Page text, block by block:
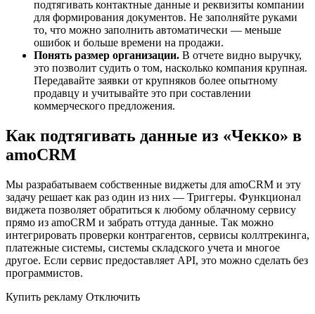
подтягивать контактные данные и реквизиты компании
для формирования документов. Не заполняйте руками
то, что можно заполнить автоматически — меньше
ошибок и больше времени на продажи.
Понять размер организации. В отчете видно выручку,
это позволит судить о том, насколько компания крупная.
Передавайте заявки от крупняков более опытному
продавцу и учитывайте это при составлении
коммерческого предложения.
Как подтягивать данные из «Чекко» в
amoCRM
Мы разрабатываем собственные виджеты для amoCRM и эту
задачу решает как раз один из них — Триггеры. Функционал
виджета позволяет обратиться к любому облачному сервису
прямо из amoCRM и забрать оттуда данные. Так можно
интегрировать проверки контрагентов, сервисы коллтрекинга,
платежные системы, системы складского учета и многое
другое. Если сервис предоставляет API, это можно сделать без
программистов.
Купить рекламу Отключить